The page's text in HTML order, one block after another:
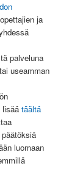
ja
palveluna
useamman
lisäätäältä
luomaan